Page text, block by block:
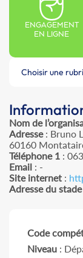
ENGAGEMENT
EN LIGNE
Choisir une
Nom de
Adresse: Bruno
60160
Téléphone 1 :
Email : -
Site internet :
Adresse du stade
Code
Niveau :